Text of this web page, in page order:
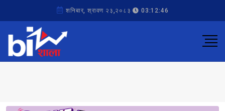
शनिबार, श्रावण २३,२०८३ 03:12:46